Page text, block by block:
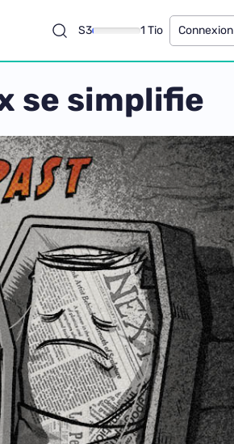
S3 1 Tio Connexion
se simplifie